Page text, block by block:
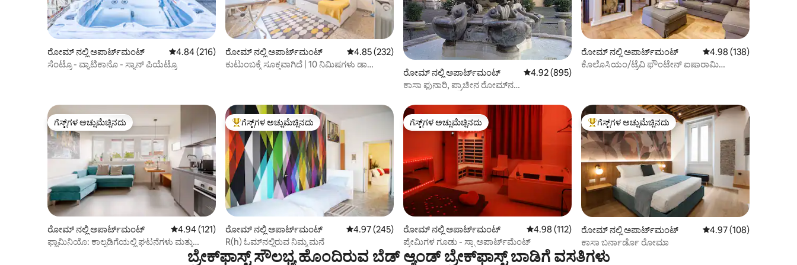
ರೋಮ್ ನಲ್ಲಿ ಅಪಾರ್ಟ್‌ಮಂಟ್ 5 ರಲ್ಲಿ 4.84 ಸರಾಸರಿ ರೇಟಿಂಗ್, 216 ವಿಮರ್ಶೆಗಳು
4.84 (216)
ಸೆಂಟ್ರೊ - ವ್ಯಾಟಿಕಾನೊ - ಸ್ಯಾನ್ ಪಿಯೆಟ್ರೊ
ರೋಮ್ ನಲ್ಲಿ ಅಪಾರ್ಟ್‌ಮಂಟ್ 5 ರಲ್ಲಿ 4.85 ಸರಾಸರಿ ರೇಟಿಂಗ್, 232 ವಿಮರ್ಶೆಗಳು
4.85 (232)
ಕುಟುಂಬಕ್ಕೆ ಸೂಕ್ತವಾಗಿದೆ | 10 ನಿಮಿಷಗಳು ಡಾ
ರೋಮ್ ನಲ್ಲಿ ಅಪಾರ್ಟ್‌ಮಂಟ್ 5 ರಲ್ಲಿ 4.92 ಸರಾಸರಿ ರೇಟಿಂಗ್, 895 ವಿಮರ್ಶೆಗಳು
4.92 (895)
ಕಾಸಾ ಫುನಾರಿ, ಪ್ರಾಚೀನ ರೋಮ್‌ನ
ರೋಮ್ ನಲ್ಲಿ ಅಪಾರ್ಟ್‌ಮಂಟ್ 5 ರಲ್ಲಿ 4.98 ಸರಾಸರಿ
4.98 (138)
ಕೊಲೊಸಿಯಂ/ಟ್ರೆವಿ ಫೌಂಟೇನ್ ಐಷಾರಾಮಿ
ಗೆಸ್ಟ್‌ಗಳ ಅಚ್ಚುಮೆಚ್ಚಿನದು
ಗೆಸ್ಟ್‌ಗಳ ಅಚ್ಚುಮೆಚ್ಚಿನದು
ರೋಮ್ ನಲ್ಲಿ ಅಪಾರ್ಟ್‌ಮಂಟ್ 5 ರಲ್ಲಿ 4.94 ಸರಾಸರಿ ರೇಟಿಂಗ್, 121 ವಿಮರ್ಶೆಗಳು
4.94 (121)
ಫ್ಲಾಮಿನಿಯೊ: ಕಾಲ್ನಡಿಗೆಯಲ್ಲಿ ಘಟನೆಗಳು ಮತ್ತು
ಗೆಸ್ಟ್‌ಗಳಿಗೆ ಅತಿ ಹೆಚ್ಚು ಅಚ್ಚುಮೆಚ್ಚಿನದು
ಗೆಸ್ಟ್‌ಗಳ ಅಚ್ಚುಮೆಚ್ಚಿನದು
ರೋಮ್ ನಲ್ಲಿ ಅಪಾರ್ಟ್‌ಮಂಟ್ 5 ರಲ್ಲಿ 4.97 ಸರಾಸರಿ ರೇಟಿಂಗ್, 245 ವಿಮರ್ಶೆಗಳು
4.97 (245)
R(h) ಓಮ್‌ನಲ್ಲಿರುವ ನಿಮ್ಮ ಮನೆ
ಗೆಸ್ಟ್‌ಗಳ ಅಚ್ಚುಮೆಚ್ಚಿನದು
ಗೆಸ್ಟ್‌ಗಳ ಅಚ್ಚುಮೆಚ್ಚಿನದು
ರೋಮ್ ನಲ್ಲಿ ಅಪಾರ್ಟ್‌ಮಂಟ್ 5 ರಲ್ಲಿ 4.98 ಸರಾಸರಿ ರೇಟಿಂಗ್, 112 ವಿಮರ್ಶೆಗಳು
4.98 (112)
ಪ್ರೇಮಿಗಳ ಗೂಡು - ಸ್ಪಾ ಅಪಾರ್ಟ್‌ಮೆಂಟ್
ಗೆಸ್ಟ್‌ಗಳಿಗೆ ಅತಿ ಹೆಚ್ಚು ಅಚ್ಚುಮೆಚ್ಚಿನದು
ಗೆಸ್ಟ್‌ಗಳ ಅಚ್ಚುಮೆಚ್ಚಿನದು
ರೋಮ್ ನಲ್ಲಿ ಅಪಾರ್ಟ್‌ಮಂಟ್ 5 ರಲ್ಲಿ 4.97 ಸರಾಸರಿ
4.97 (108)
ಕಾಸಾ ಬರ್ನಾರ್ಡೊ ರೋಮಾ
ಬ್ರೇಕ್‌ಫಾಸ್ಟ್ ‌ಸೌಲಭ್ಯ ಹೊಂದಿರುವ ಬೆಡ್ ಆ್ಯಂಡ್ ಬ್ರೇಕ್‌ಫಾಸ್ಟ್‌ ಬಾಡಿಗೆ ವಸತಿಗಳು